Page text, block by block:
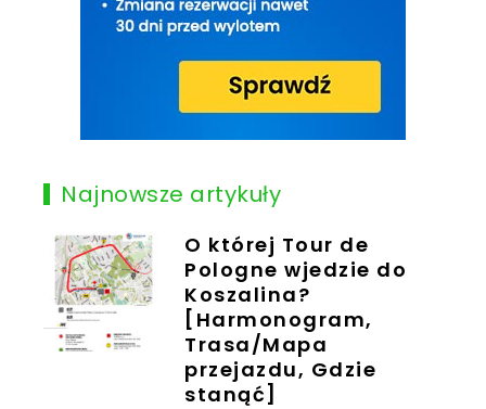
Najnowsze artykuły
O której Tour de
Pologne wjedzie do
Koszalina?
[Harmonogram,
Trasa/Mapa
przejazdu, Gdzie
stanąć]